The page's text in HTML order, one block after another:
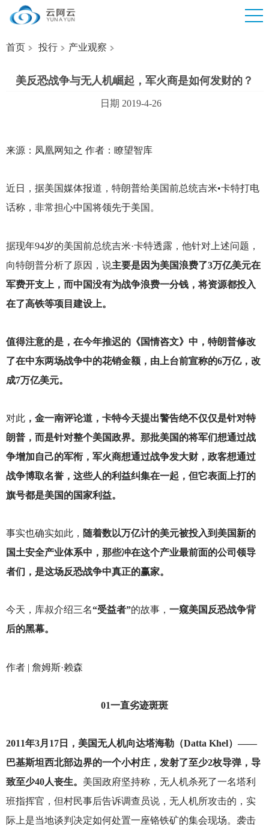
首页 投行 产业观察
美反恐战争与无人机崛起，军火商是如何发财的？
日期 2019-4-26
来源：凤凰网知之 作者：瞭望智库
近日，据美国媒体报道，特朗普给美国前总统吉米•卡特打电
话称，非常担心中国将领先于美国。
据现年94岁的美国前总统吉米·卡特透露，他针对上述问题，
向特朗普分析了原因，说主要是因为美国浪费了3万亿美元在
军费开支上，而中国没有为战争浪费一分钱，将资源都投入
在了高铁等项目建设上。
值得注意的是，在今年推迟的《国情咨文》中，特朗普修改
了在中东两场战争中的花销金额，由上台前宣称的6万亿，改
成7万亿美元。
对此，金一南评论道，卡特今天提出警告绝不仅仅是针对特
朗普，而是针对整个美国政界。那批美国的将军们想通过战
争增加自己的军衔，军火商想通过战争发大财，政客想通过
战争博取名誉，这些人的利益纠集在一起，但它表面上打的
旗号都是美国的国家利益。
事实也确实如此， 随着数以万亿计的美元被投入到美国新的
国土安全产业体系中，那些冲在这个产业最前面的公司领导
者们，是这场反恐战争中真正的赢家。
今天，库叔介绍三名“受益者”的故事， 一窥美国反恐战争背
后的黑幕。
作者 | 詹姆斯·赖森
01一直劣迹斑斑
2011年3月17日，美国无人机向达塔海勒（Datta Khel）——
巴基斯坦西北部边界的一个小村庄，发射了至少2枚导弹，导
致至少40人丧生。 美国政府坚持称，无人机杀死了一名塔利
班指挥官，但村民事后告诉调查员说，无人机所攻击的，实
际上是当地谈判决定如何处置一座铬铁矿的集会现场。袭击